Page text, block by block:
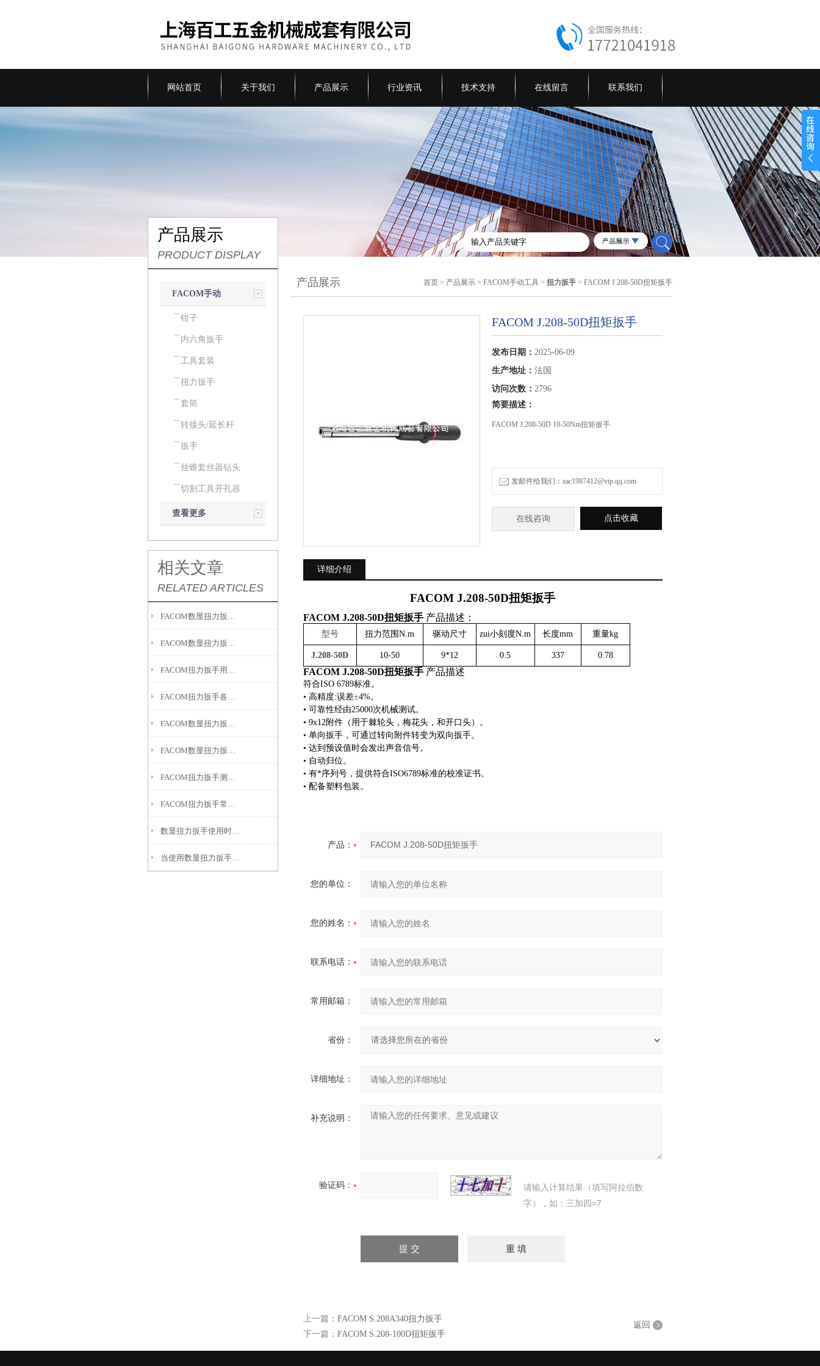
网站首页 关于我们 产品展示 行业资讯 技术支持 在线留言 联系我们
产品展示
PRODUCT DISPLAY
FACOM手动
工具
钳子
内六角扳手
工具套装
扭力扳手
套筒
转接头/延长杆
扳手
丝锥套丝器钻头
切割工具开孔器
查看更多
相关文章
RELATED ARTICLES
数显扭力扳手使用时经常会出现故障，可以用以下几个方法查找
当使用数显扭力扳手超出量程范围后会发生哪些故障
产品展示 首页 > 产品展示 >FACOM手动工具 >扭力扳手 > FACOM J.208-50D扭矩扳手
FACOM J.208-50D扭矩扳手
发布日期： 2025-06-09
生产地址： 法国
访问次数： 2796
简要描述：
FACOM J.208-50D 10-50Nm扭矩扳手
发邮件给我们：zac1987412@vip.qq.com
在线咨询 点击收藏
详细介绍
FACOM J.208-50D扭矩扳手
FACOM J.208-50D扭矩扳手 产品描述：
型号 扭力范围N.m 驱动尺寸 zui小刻度N.m 长度mm 重量kg
J.208-50D 10-50 9*12 0.5 337 0.78
FACOM J.208-50D扭矩扳手 产品描述
符合ISO 6789标准。
• 高精度:误差±4%。
• 可靠性经由25000次机械测试。
• 9x12附件（ 用于棘轮头，梅花头，和开口头） 。
• 单向扳手，可通过转向附件转变为双向扳手。
• 达到预设值时会发出声音信号。
• 自动归位。
• 有*序列号，提供符合ISO6789标准的校准证书。
• 配备塑料包装。
产品：
您的单位：
您的姓名：
联系电话：
常用邮箱：
省份：
详细地址：
补充说明：
验证码：
请输入计算结果（填写阿拉伯数
字），如：三加四=7
上一篇： FACOM S.208A340扭力扳手
下一篇： FACOM S.208-100D扭矩扳手
返回